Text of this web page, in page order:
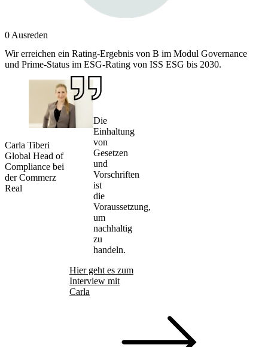
0 Ausreden
Wir erreichen ein Rating-Ergebnis von B im Modul Governance
und Prime-Status im ESG-Rating von ISS ESG bis 2030.
Carla Tiberi
Global Head of
Compliance bei
der Commerz
Real
Die
Einhaltung
von
Gesetzen
und
Vorschriften
ist
die
Voraussetzung,
um
nachhaltig
zu
handeln.
Hier geht es zum
Interview mit
Carla